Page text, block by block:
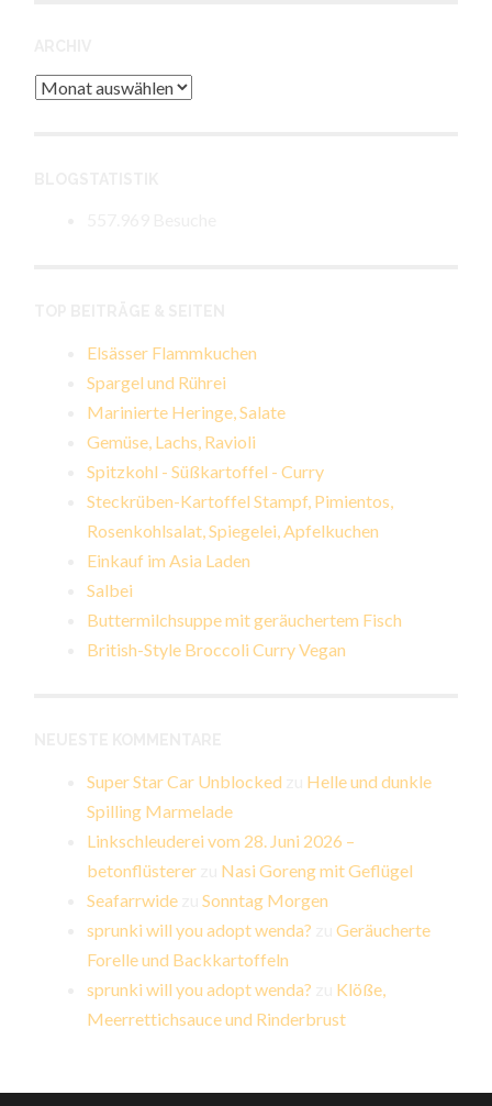
Archiv
Elsässer Flammkuchen
Spargel und Rührei
Marinierte Heringe, Salate
Gemüse, Lachs, Ravioli
Spitzkohl - Süßkartoffel - Curry
Steckrüben-Kartoffel Stampf, Pimientos,
Rosenkohlsalat, Spiegelei, Apfelkuchen
Einkauf im Asia Laden
Salbei
Buttermilchsuppe mit geräuchertem Fisch
British-Style Broccoli Curry Vegan
Super Star Car Unblocked
Helle und dunkle
Spilling Marmelade
Linkschleuderei vom 28. Juni 2026 –
betonflüsterer
Nasi Goreng mit Geflügel
Seafarrwide zuSonntag Morgen
sprunki will you adopt wenda? zuGeräucherte
Forelle und Backkartoffeln
sprunki will you adopt wenda?
Klöße,
Meerrettichsauce und Rinderbrust